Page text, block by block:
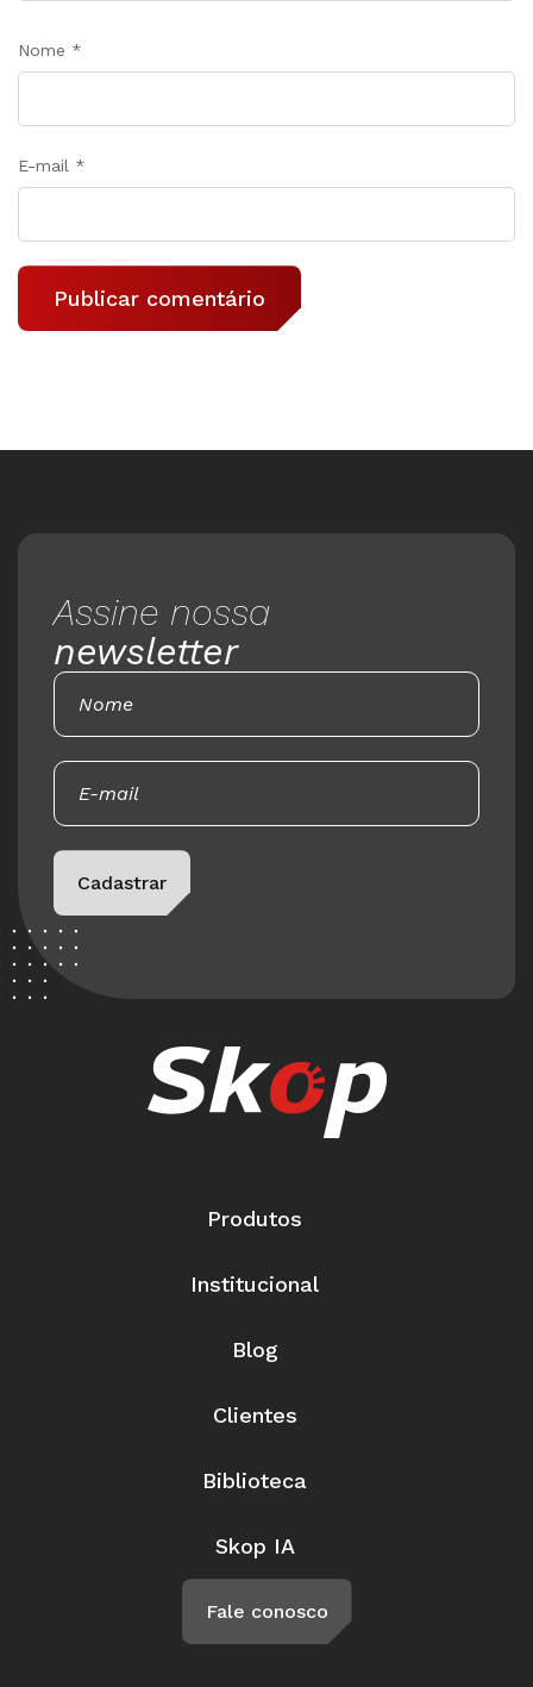
Nome *
E-mail *
Assine nossa
newsletter
Please leave this field empty.
Cadastrar
Produtos
Institucional
Blog
Clientes
Biblioteca
Skop IA
Fale conosco